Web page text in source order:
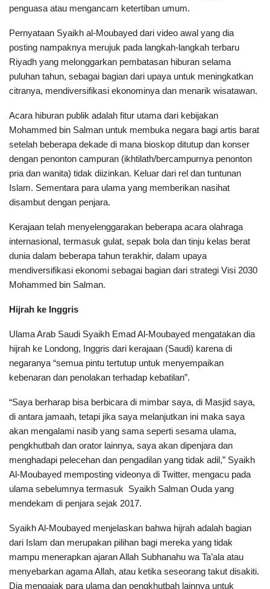
penguasa atau mengancam ketertiban umum.
Pernyataan Syaikh al-Moubayed dari video awal yang dia
posting nampaknya merujuk pada langkah-langkah terbaru
Riyadh yang melonggarkan pembatasan hiburan selama
puluhan tahun, sebagai bagian dari upaya untuk meningkatkan
citranya, mendiversifikasi ekonominya dan menarik wisatawan.
Acara hiburan publik adalah fitur utama dari kebijakan
Mohammed bin Salman untuk membuka negara bagi artis barat
setelah beberapa dekade di mana bioskop ditutup dan konser
dengan penonton campuran (ikhtilath/bercampurnya penonton
pria dan wanita) tidak diizinkan. Keluar dari rel dan tuntunan
Islam. Sementara para ulama yang memberikan nasihat
disambut dengan penjara.
Kerajaan telah menyelenggarakan beberapa acara olahraga
internasional, termasuk gulat, sepak bola dan tinju kelas berat
dunia dalam beberapa tahun terakhir, dalam upaya
mendiversifikasi ekonomi sebagai bagian dari strategi Visi 2030
Mohammed bin Salman.
Hijrah ke Inggris
Ulama Arab Saudi Syaikh Emad Al-Moubayed mengatakan dia
hijrah ke Londong, Inggris dari kerajaan (Saudi) karena di
negaranya “semua pintu tertutup untuk menyempaikan
kebenaran dan penolakan terhadap kebatilan”.
“Saya berharap bisa berbicara di mimbar saya, di Masjid saya,
di antara jamaah, tetapi jika saya melanjutkan ini maka saya
akan mengalami nasib yang sama seperti sesama ulama,
pengkhutbah dan orator lainnya, saya akan dipenjara dan
menghadapi pelecehan dan pengadilan yang tidak adil,” Syaikh
Al-Moubayed memposting videonya di Twitter, mengacu pada
ulama sebelumnya termasuk Syaikh Salman Ouda yang
mendekam di penjara sejak 2017.
Syaikh Al-Moubayed menjelaskan bahwa hijrah adalah bagian
dari Islam dan merupakan pilihan bagi mereka yang tidak
mampu menerapkan ajaran Allah Subhanahu wa Ta’ala atau
menyebarkan agama Allah, atau ketika seseorang takut disakiti.
Dia mengajak para ulama dan pengkhutbah lainnya untuk